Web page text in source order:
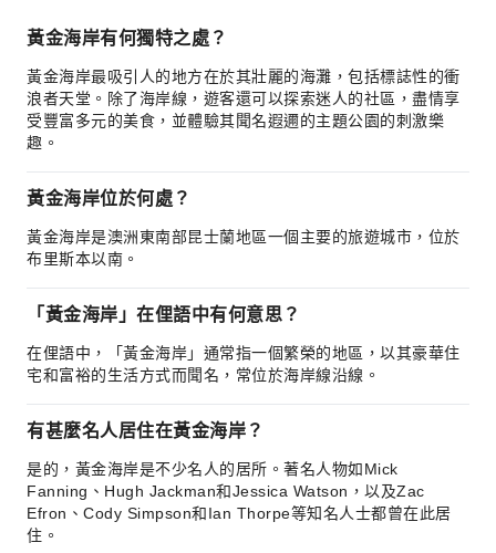
黃金海岸有何獨特之處？
黃金海岸最吸引人的地方在於其壯麗的海灘，包括標誌性的衝
浪者天堂。除了海岸線，遊客還可以探索迷人的社區，盡情享
受豐富多元的美食，並體驗其聞名遐邇的主題公園的刺激樂
趣。
黃金海岸位於何處？
黃金海岸是澳洲東南部昆士蘭地區一個主要的旅遊城市，位於
布里斯本以南。
「黃金海岸」在俚語中有何意思？
在俚語中，「黃金海岸」通常指一個繁榮的地區，以其豪華住
宅和富裕的生活方式而聞名，常位於海岸線沿線。
有甚麼名人居住在黃金海岸？
是的，黃金海岸是不少名人的居所。著名人物如Mick
Fanning、Hugh Jackman和Jessica Watson，以及Zac
Efron、Cody Simpson和Ian Thorpe等知名人士都曾在此居
住。